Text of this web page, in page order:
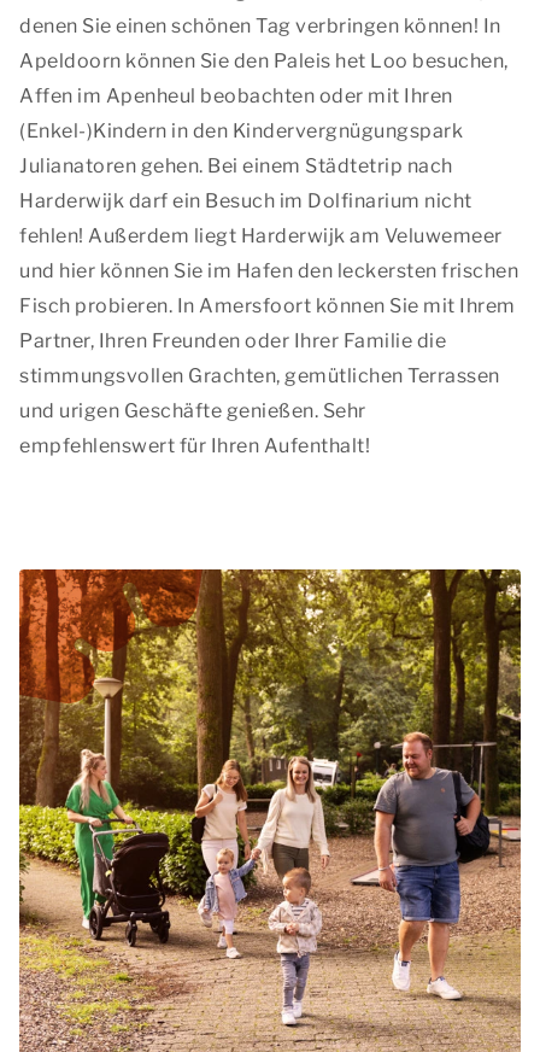
denen Sie einen schönen Tag verbringen können! In
Apeldoorn können Sie den Paleis het Loo besuchen,
Affen im Apenheul beobachten oder mit Ihren
(Enkel-)Kindern in den Kindervergnügungspark
Julianatoren gehen. Bei einem Städtetrip nach
Harderwijk darf ein Besuch im Dolfinarium nicht
fehlen! Außerdem liegt Harderwijk am Veluwemeer
und hier können Sie im Hafen den leckersten frischen
Fisch probieren. In Amersfoort können Sie mit Ihrem
Partner, Ihren Freunden oder Ihrer Familie die
stimmungsvollen Grachten, gemütlichen Terrassen
und urigen Geschäfte genießen. Sehr
empfehlenswert für Ihren Aufenthalt!